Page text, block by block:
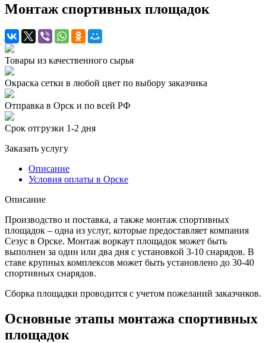
Монтаж спортивных площадок
Товары из качественного сырья
Окраска сетки в любой цвет по выбору заказчика
Отправка в Орск и по всей РФ
Срок отгрузки 1-2 дня
Заказать услугу
Описание
Условия оплаты в Орске
Описание
Производство и поставка, а также монтаж спортивных
площадок – одна из услуг, которые предоставляет компания
Сезус в Орске. Монтаж воркаут площадок может быть
выполнен за один или два дня с установкой 3-10 снарядов. В
ставе крупных комплексов может быть установлено до 30-40
спортивных снарядов.
Сборка площадки проводится с учетом пожеланий заказчиков.
Основные этапы монтажа спортивных
площадок